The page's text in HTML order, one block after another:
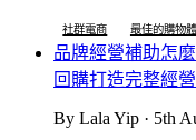
社群電商 最佳的購物
品牌經營補助怎
回購打造完整經
By Lala Yip · 5th